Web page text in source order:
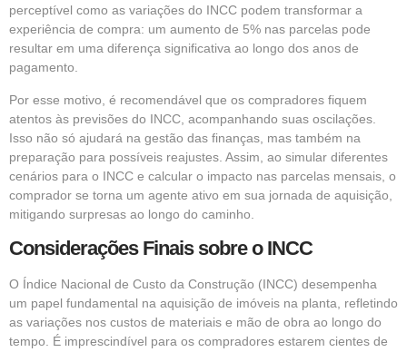
perceptível como as variações do INCC podem transformar a
experiência de compra: um aumento de 5% nas parcelas pode
resultar em uma diferença significativa ao longo dos anos de
pagamento.
Por esse motivo, é recomendável que os compradores fiquem
atentos às previsões do INCC, acompanhando suas oscilações.
Isso não só ajudará na gestão das finanças, mas também na
preparação para possíveis reajustes. Assim, ao simular diferentes
cenários para o INCC e calcular o impacto nas parcelas mensais, o
comprador se torna um agente ativo em sua jornada de aquisição,
mitigando surpresas ao longo do caminho.
Considerações Finais sobre o INCC
O Índice Nacional de Custo da Construção (INCC) desempenha
um papel fundamental na aquisição de imóveis na planta, refletindo
as variações nos custos de materiais e mão de obra ao longo do
tempo. É imprescindível para os compradores estarem cientes de